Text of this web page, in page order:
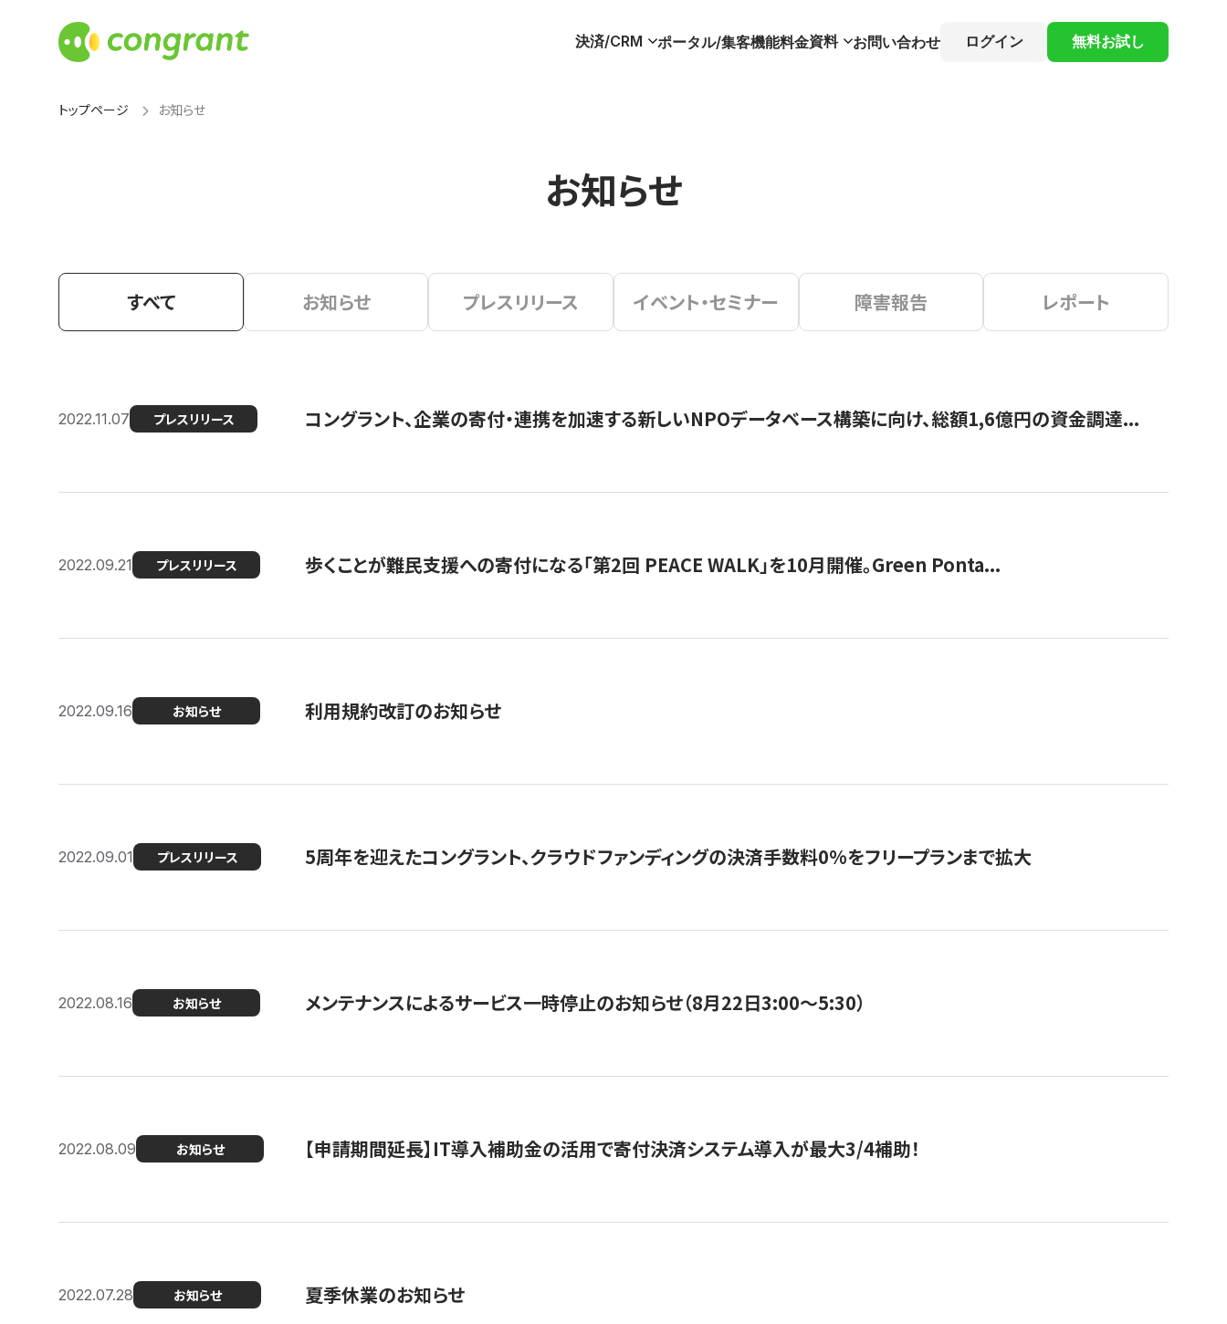
決済/CRM ポータル/集客機能料金資料 お問い合わせ ログイン 無料お試し
トップページ お知らせ
お知らせ
すべて お知らせ プレスリリース イベント・セミナー 障害報告 レポート
2022.11.07 プレスリリース コングラント、企業の寄付・連携を加速する新しいNPOデータベース構築に向け、総額1,6億円の資金調達...
2022.09.21 プレスリリース 歩くことが難民支援への寄付になる「第2回 PEACE WALK」を10月開催。Green Ponta...
2022.09.16 お知らせ 利用規約改訂のお知らせ
2022.09.01 プレスリリース 5周年を迎えたコングラント、クラウドファンディングの決済手数料0%をフリープランまで拡大
2022.08.16 お知らせ メンテナンスによるサービス一時停止のお知らせ（8月22日3:00〜5:30）
2022.08.09 お知らせ 【申請期間延長】IT導入補助金の活用で寄付決済システム導入が最大3/4補助！
2022.07.28 お知らせ 夏季休業のお知らせ